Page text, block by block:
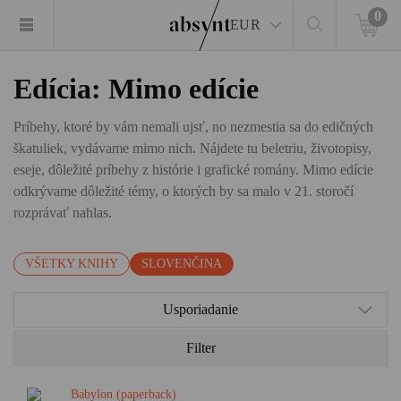
EUR
0
Edícia: Mimo edície
Príbehy, ktoré by vám nemali ujsť, no nezmestia sa do edičných
škatuliek, vydávame mimo nich. Nájdete tu beletriu, životopisy,
eseje, dôležité príbehy z histórie i grafické romány. Mimo edície
odkrývame dôležité témy, o ktorých by sa malo v 21. storočí
rozprávať nahlas.
VŠETKY KNIHY SLOVENČINA
Usporiadanie
Filter